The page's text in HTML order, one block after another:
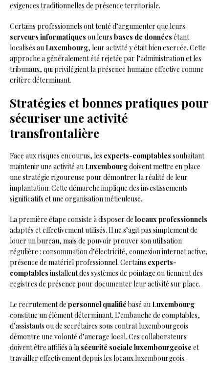
exigences traditionnelles de présence territoriale.
Certains professionnels ont tenté d’argumenter que leurs
serveurs informatiques ou leurs bases de données étant
localisés au Luxembourg, leur activité y était bien exercée. Cette
approche a généralement été rejetée par l’administration et les
tribunaux, qui privilégient la présence humaine effective comme
critère déterminant.
Stratégies et bonnes pratiques pour
sécuriser une activité
transfrontalière
Face aux risques encourus, les experts-comptables souhaitant
maintenir une activité au Luxembourgdoivent mettre en place
une stratégie rigoureuse pour démontrer la réalité de leur
implantation. Cette démarche implique des investissements
significatifs et une organisation méticuleuse.
La première étape consiste à disposer de locaux professionnels
adaptés et effectivement utilisés. Il ne s’agit pas simplement de
louer un bureau, mais de pouvoir prouver son utilisation
régulière : consommation d’électricité, connexion internet active,
présence de matériel professionnel. Certains experts-
comptables installent des systèmes de pointage ou tiennent des
registres de présence pour documenter leur activité sur place.
Le recrutement de personnel qualifiébasé au Luxembourg
constitue un élément déterminant. L’embauche de comptables,
d’assistants ou de secrétaires sous contrat luxembourgeois
démontre une volonté d’ancrage local. Ces collaborateurs
doivent être affiliés à la sécurité sociale luxembourgeoise et
travailler effectivement depuis les locaux luxembourgeois.